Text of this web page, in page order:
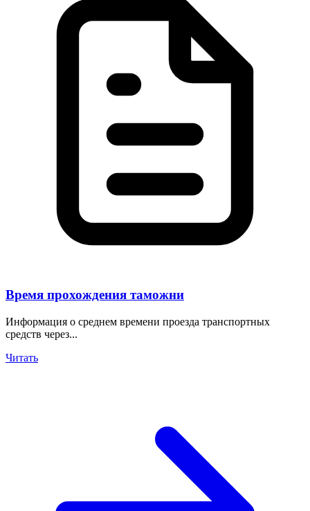
Время прохождения таможни
Информация о среднем времени проезда транспортных
средств через...
Читать